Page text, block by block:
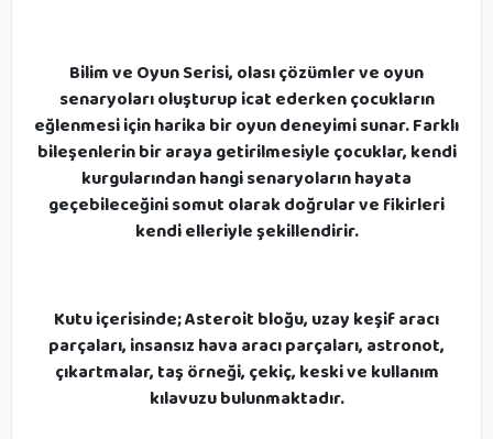
Bilim ve Oyun Serisi, olası çözümler ve oyun
senaryoları oluşturup icat ederken çocukların
eğlenmesi için harika bir oyun deneyimi sunar. Farklı
bileşenlerin bir araya getirilmesiyle çocuklar, kendi
kurgularından hangi senaryoların hayata
geçebileceğini somut olarak doğrular ve fikirleri
kendi elleriyle şekillendirir.
Kutu içerisinde; Asteroit bloğu, uzay keşif aracı
parçaları, insansız hava aracı parçaları, astronot,
çıkartmalar, taş örneği, çekiç, keski ve kullanım
kılavuzu bulunmaktadır.